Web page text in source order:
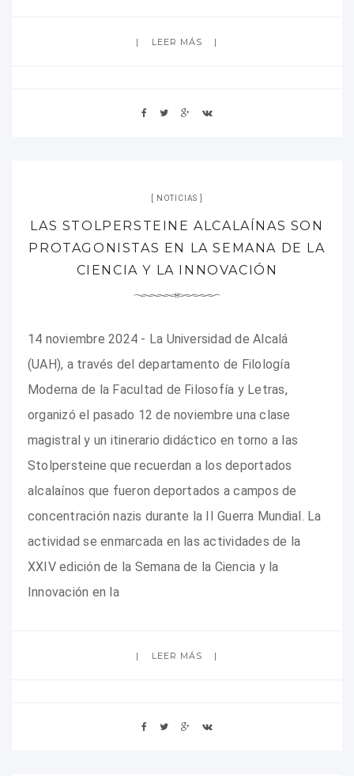
LEER MÁS
NOTICIAS
LAS STOLPERSTEINE ALCALAÍNAS SON
PROTAGONISTAS EN LA SEMANA DE LA
CIENCIA Y LA INNOVACIÓN
14 noviembre 2024 - La Universidad de Alcalá
(UAH), a través del departamento de Filología
Moderna de la Facultad de Filosofía y Letras,
organizó el pasado 12 de noviembre una clase
magistral y un itinerario didáctico en torno a las
Stolpersteine que recuerdan a los deportados
alcalaínos que fueron deportados a campos de
concentración nazis durante la II Guerra Mundial. La
actividad se enmarcada en las actividades de la
XXIV edición de la Semana de la Ciencia y la
Innovación en la
LEER MÁS